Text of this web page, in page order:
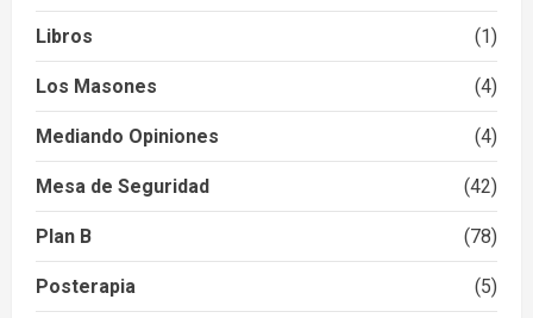
Libros (1)
Los Masones (4)
Mediando Opiniones (4)
Mesa de Seguridad (42)
Plan B (78)
Posterapia (5)